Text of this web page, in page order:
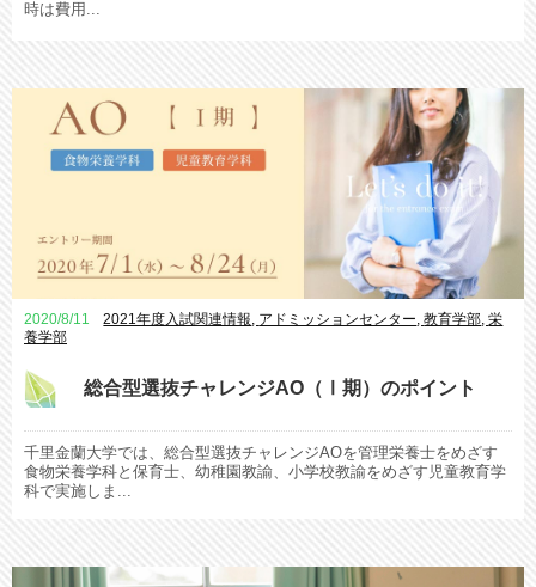
時は費用...
2020/8/11 2021年度入試関連情報 アドミッションセンター ,教育学部 ,栄
養学部
総合型選抜チャレンジAO（Ⅰ期）のポイント
千里金蘭大学では、総合型選抜チャレンジAOを管理栄養士をめざす
食物栄養学科と保育士、幼稚園教諭、小学校教諭をめざす児童教育学
科で実施しま...